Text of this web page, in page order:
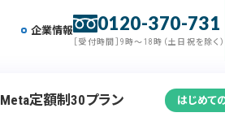
企業情報 0120-370-731
［受付時間］9時～18時（土日祝を除く）
Meta定額制30プラン はじめて